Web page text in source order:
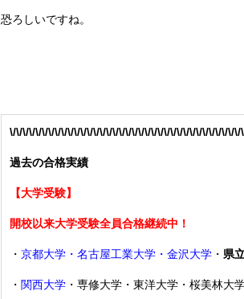
恐ろしいですね。
\/\/\/\/\/\/\/\/\/\/\/\/\/\/\/\/\/\/\/\/\/\/\/\/\/\/\/\/\/\/\/\/\/\/\/\/
過去の合格実績
【大学受験】
開校以来大学受験全員合格継続中！
・ 京都大学・名古屋工業大学・金沢大学 ・ 県
・ 関西大学 ・専修大学・東洋大学・桜美林大